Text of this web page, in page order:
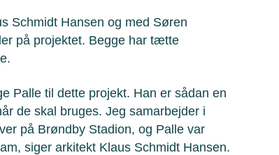
Schmidt Hansen og med Søren
på projektet. Begge har tætte
Palle til dette projekt. Han er sådan en
de skal bruges. Jeg samarbejder i
på Brøndby Stadion, og Palle var
siger arkitekt Klaus Schmidt Hansen.